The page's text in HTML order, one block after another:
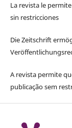
La revista le
sin restricciones
Die Zeitschrift
A revista permite
publicação sem